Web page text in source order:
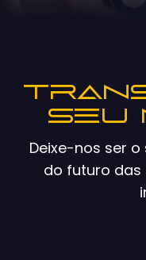
seu
Deixe-nos ser
do futuro das